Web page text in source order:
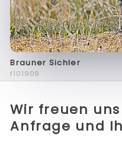
Brauner Sichler
f101909
Wir freuen
Anfrage und